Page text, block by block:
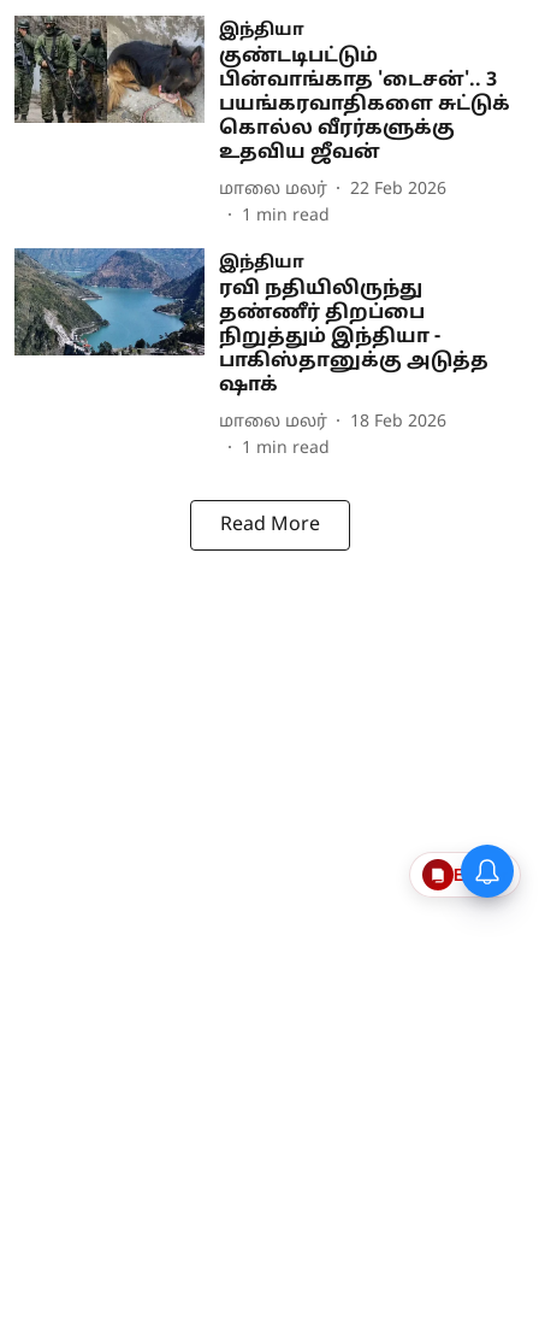
இந்தியா
குண்டடிபட்டும்
பின்வாங்காத 'டைசன்'.. 3
பயங்கரவாதிகளை சுட்டுக்
கொல்ல வீரர்களுக்கு
உதவிய ஜீவன்
மாலை மலர்
22 Feb 2026
1 min read
இந்தியா
ரவி நதியிலிருந்து
தண்ணீர் திறப்பை
நிறுத்தும் இந்தியா -
பாகிஸ்தானுக்கு அடுத்த
ஷாக்
மாலை மலர்
18 Feb 2026
1 min read
Read More
Epaper